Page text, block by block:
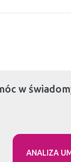
w
ANALIZA